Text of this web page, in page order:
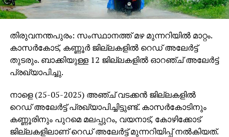
തിരുവനന്തപുരം: സംസ്ഥാനത്ത് മഴ മുന്നറിയില്‍ മാറ്റം.
കാസര്‍കോട്, കണ്ണൂര്‍ ജില്ലകളില്‍ റെഡ് അലേര്‍ട്ട്
തുടരും. ബാക്കിയുള്ള 12 ജില്ലകളില്‍ ഓറഞ്ച് അലേര്‍ട്ട്
പ്രഖ്യാപിച്ചു.
നാളെ (25-05-2025) അഞ്ച് വടക്കന്‍ ജില്ലകളില്‍
റെഡ് അലേര്‍ട്ട് പ്രഖ്യാപിച്ചിട്ടുണ്ട്. കാസര്‍കോടിനും
കണ്ണൂരിനും പുറമെ മലപ്പുറം, വയനാട്, കോഴിക്കോട്
ജില്ലകളിലാണ് റെഡ് അലേര്‍ട്ട് മുന്നറിയിപ്പ് നല്‍കിയത്.